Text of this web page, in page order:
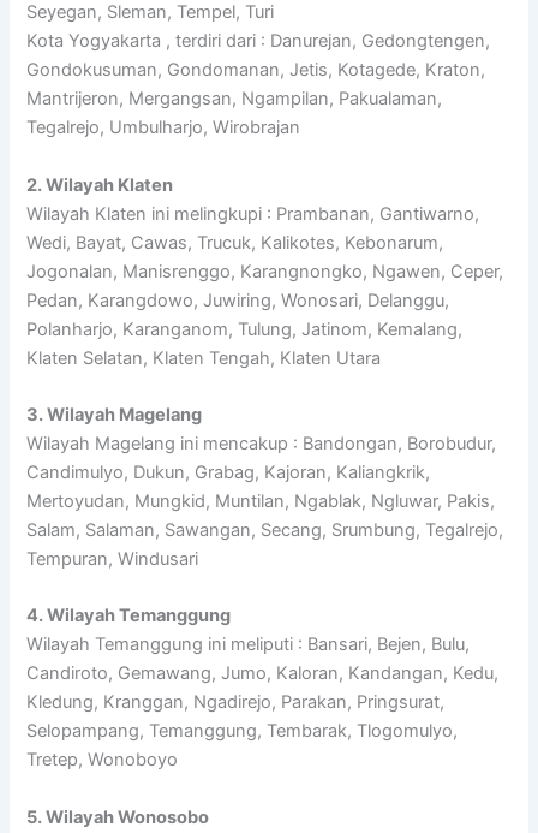
Seyegan, Sleman, Tempel, Turi
Kota Yogyakarta , terdiri dari : Danurejan, Gedongtengen,
Gondokusuman, Gondomanan, Jetis, Kotagede, Kraton,
Mantrijeron, Mergangsan, Ngampilan, Pakualaman,
Tegalrejo, Umbulharjo, Wirobrajan
2. Wilayah Klaten
Wilayah Klaten ini melingkupi : Prambanan, Gantiwarno,
Wedi, Bayat, Cawas, Trucuk, Kalikotes, Kebonarum,
Jogonalan, Manisrenggo, Karangnongko, Ngawen, Ceper,
Pedan, Karangdowo, Juwiring, Wonosari, Delanggu,
Polanharjo, Karanganom, Tulung, Jatinom, Kemalang,
Klaten Selatan, Klaten Tengah, Klaten Utara
3. Wilayah Magelang
Wilayah Magelang ini mencakup : Bandongan, Borobudur,
Candimulyo, Dukun, Grabag, Kajoran, Kaliangkrik,
Mertoyudan, Mungkid, Muntilan, Ngablak, Ngluwar, Pakis,
Salam, Salaman, Sawangan, Secang, Srumbung, Tegalrejo,
Tempuran, Windusari
4. Wilayah Temanggung
Wilayah Temanggung ini meliputi : Bansari, Bejen, Bulu,
Candiroto, Gemawang, Jumo, Kaloran, Kandangan, Kedu,
Kledung, Kranggan, Ngadirejo, Parakan, Pringsurat,
Selopampang, Temanggung, Tembarak, Tlogomulyo,
Tretep, Wonoboyo
5. Wilayah Wonosobo